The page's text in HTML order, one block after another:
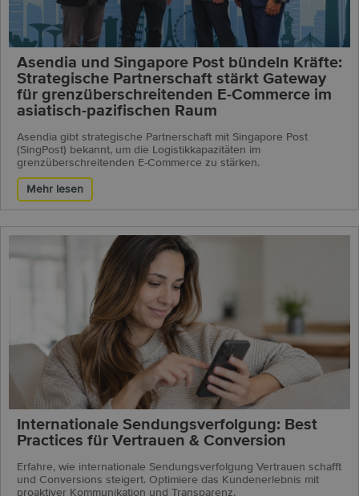
Asendia und Singapore Post bündeln Kräfte:
Strategische Partnerschaft stärkt Gateway
für grenzüberschreitenden E-Commerce im
asiatisch-pazifischen Raum
Asendia gibt strategische Partnerschaft mit Singapore Post
(SingPost) bekannt, um die Logistikkapazitäten im
grenzüberschreitenden E-Commerce zu stärken.
Mehr lesen
Internationale Sendungsverfolgung: Best
Practices für Vertrauen & Conversion
Erfahre, wie internationale Sendungsverfolgung Vertrauen schafft
und Conversions steigert. Optimiere das Kundenerlebnis mit
proaktiver Kommunikation und Transparenz.